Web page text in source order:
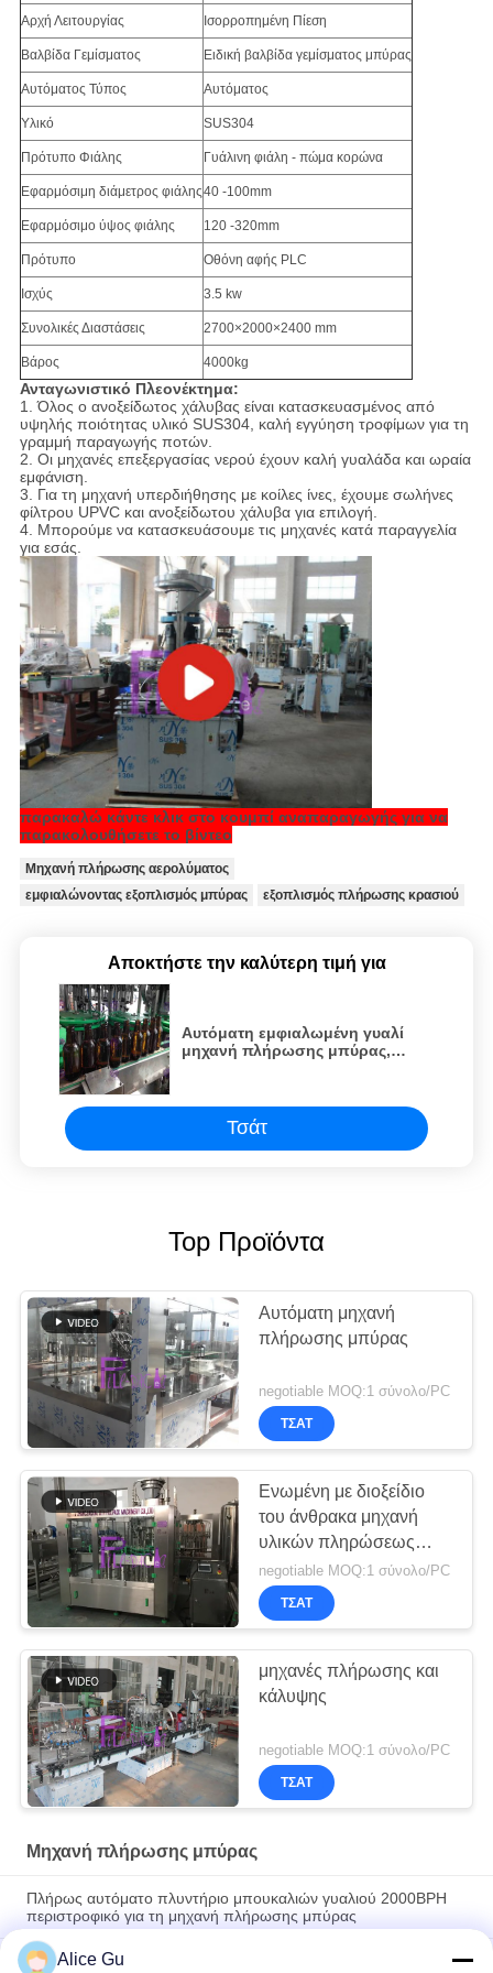
Αρχή Λειτουργίας Ισορροπημένη Πίεση
Βαλβίδα Γεμίσματος Ειδική βαλβίδα γεμίσματος μπύρας
Αυτόματος Τύπος Αυτόματος
Υλικό SUS304
Πρότυπο Φιάλης Γυάλινη φιάλη - πώμα κορώνα
Εφαρμόσιμη διάμετρος φιάλης40 -100mm
Εφαρμόσιμο ύψος φιάλης 120 -320mm
Πρότυπο Οθόνη αφής PLC
Ισχύς 3.5 kw
Συνολικές Διαστάσεις 2700×2000×2400 mm
Βάρος 4000kg
Ανταγωνιστικό Πλεονέκτημα:
1. Όλος ο ανοξείδωτος χάλυβας είναι κατασκευασμένος από
υψηλής ποιότητας υλικό SUS304, καλή εγγύηση τροφίμων για τη
γραμμή παραγωγής ποτών.
2. Οι μηχανές επεξεργασίας νερού έχουν καλή γυαλάδα και ωραία
εμφάνιση.
3. Για τη μηχανή υπερδιήθησης με κοίλες ίνες, έχουμε σωλήνες
φίλτρου UPVC και ανοξείδωτου χάλυβα για επιλογή.
4. Μπορούμε να κατασκευάσουμε τις μηχανές κατά παραγγελία
για εσάς.
παρακαλώ κάντε κλικ στο κουμπί αναπαραγωγής για να
παρακολουθήσετε το βίντεο
Μηχανή πλήρωσης αερολύματος
εμφιαλώνοντας εξοπλισμός μπύρας
εξοπλισμός πλήρωσης κρασιού
Αποκτήστε την καλύτερη τιμή για
Αυτόματη εμφιαλωμένη γυαλί
μηχανή πλήρωσης μπύρας,
Τσάτ
Top Προϊόντα
Αυτόματη μηχανή
πλήρωσης μπύρας
negotiable MOQ:1 σύνολο/PC
ΤΣΆΤ
Ενωμένη με διοξείδιο
του άνθρακα μηχανή
υλικών πληρώσεως
μπουκαλιών ποτών
negotiable MOQ:1 σύνολο/PC
ΤΣΆΤ
μηχανές πλήρωσης και
κάλυψης
negotiable MOQ:1 σύνολο/PC
ΤΣΆΤ
Μηχανή πλήρωσης μπύρας
Πλήρως αυτόματο πλυντήριο μπουκαλιών γυαλιού 2000BPH
περιστροφικό για τη μηχανή πλήρωσης μπύρας
Βιομηχανική μηχανή κάλυψης κορωνών μπουκαλιών 6
Alice Gu